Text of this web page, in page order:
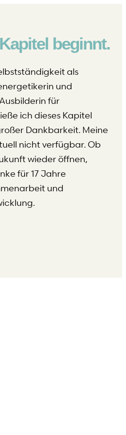
beginnt.
als
und
für
ich dieses Kapitel
Dankbarkeit. Meine
nicht verfügbar. Ob
wieder öffnen,
für 17 Jahre
und